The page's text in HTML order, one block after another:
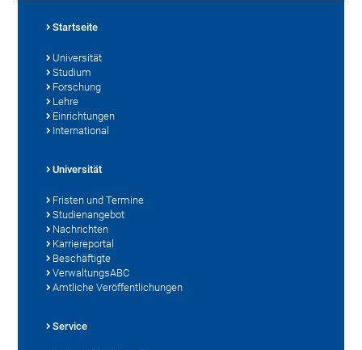
Startseite
Universität
Studium
Forschung
Lehre
Einrichtungen
International
Universität
Fristen und Termine
Studienangebot
Nachrichten
Karriereportal
Beschäftigte
VerwaltungsABC
Amtliche Veröffentlichungen
Service